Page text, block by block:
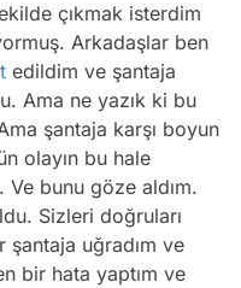
çıkmak isterdim
Arkadaşlar ben
edildim ve şantaja
Ama ne yazık ki bu
şantaja karşı boyun
olayın bu hale
bunu göze aldım.
Sizleri doğruları
şantaja uğradım ve
bir hata yaptım ve